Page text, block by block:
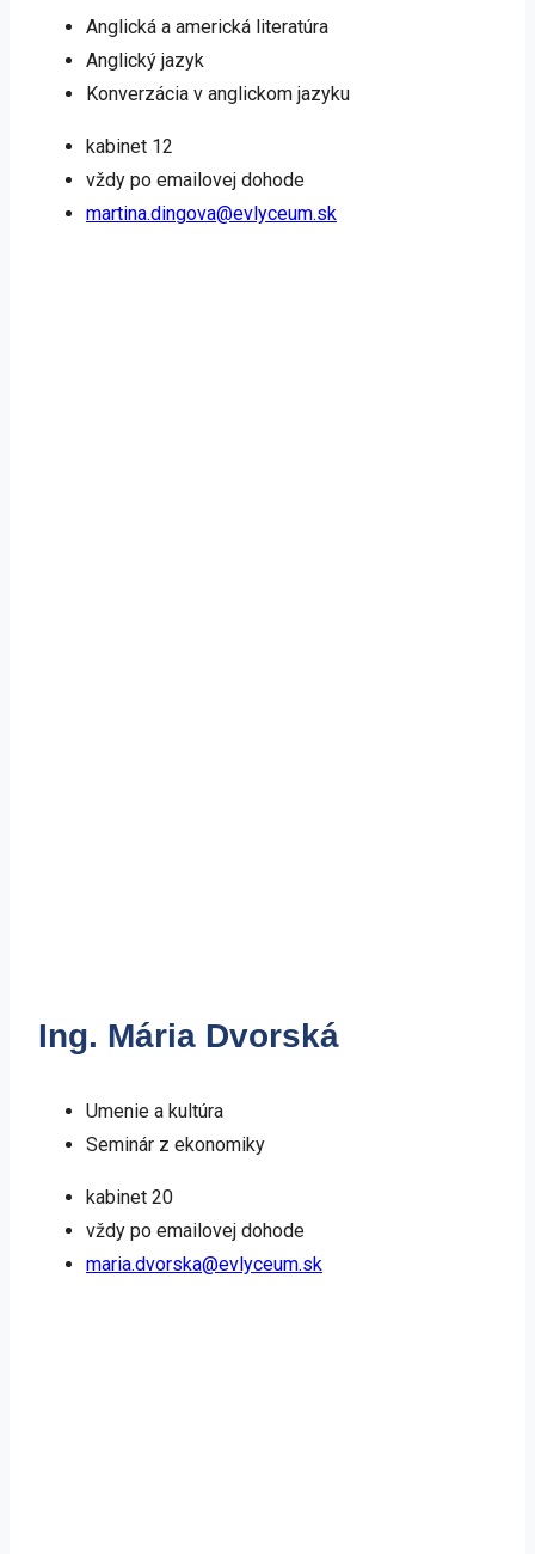
Anglická a americká literatúra​
Anglický jazyk
Konverzácia v anglickom jazyku
kabinet 12
vždy po emailovej dohode
martina.dingova@evlyceum.sk
Ing. Mária Dvorská
Umenie a kultúra
Seminár z ekonomiky
kabinet 20
vždy po emailovej dohode​
maria.dvorska@evlyceum.sk